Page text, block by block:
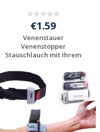
€1.59
Venenstauer
Venenstopper
Stauschlauch mit Ihrem
Individuelle
Werbeartikel
anfragen